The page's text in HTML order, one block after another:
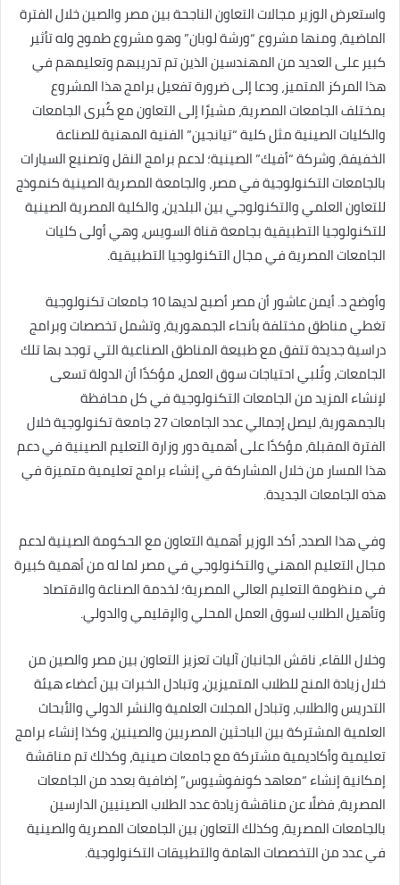
واستعرض الوزير مجالات التعاون الناجحة بين مصر والصين خلال الفترة
الماضية، ومنها مشروع “ورشة لوبان” وهو مشروع طموح وله تأثير
كبير على العديد من المهندسين الذين تم تدريبهم وتعليمهم في
هذا المركز المتميز، ودعا إلى ضرورة تفعيل برامج هذا المشروع
بمختلف الجامعات المصرية، مشيرًا إلى التعاون مع كُبرى الجامعات
والكليات الصينية مثل كلية “تيانجين” الفنية المهنية للصناعة
الخفيفة، وشركة “أفيك” الصينية؛ لدعم برامج النقل وتصنيع السيارات
بالجامعات التكنولوجية في مصر، والجامعة المصرية الصينية كنموذج
للتعاون العلمي والتكنولوجي بين البلدين، والكلية المصرية الصينية
للتكنولوجيا التطبيقية بجامعة قناة السويس، وهي أولى كليات
الجامعات المصرية في مجال التكنولوجيا التطبيقية.
وأوضح د. أيمن عاشور أن مصر أصبح لديها 10 جامعات تكنولوجية
تغطي مناطق مختلفة بأنحاء الجمهورية، وتشمل تخصصات وبرامج
دراسية جديدة تتفق مع طبيعة المناطق الصناعية التي توجد بها تلك
الجامعات، وتُلبي احتياجات سوق العمل، مؤكدًا أن الدولة تسعى
لإنشاء المزيد من الجامعات التكنولوجية في كل محافظة
بالجمهورية، ليصل إجمالي عدد الجامعات 27 جامعة تكنولوجية خلال
الفترة المقبلة، مؤكدًا على أهمية دور وزارة التعليم الصينية في دعم
هذا المسار من خلال المشاركة في إنشاء برامج تعليمية متميزة في
هذه الجامعات الجديدة.
وفي هذا الصدد، أكد الوزير أهمية التعاون مع الحكومة الصينية لدعم
مجال التعليم المهني والتكنولوجي في مصر لما له من أهمية كبيرة
في منظومة التعليم العالي المصرية؛ لخدمة الصناعة والاقتصاد
وتأهيل الطلاب لسوق العمل المحلي والإقليمي والدولي.
وخلال اللقاء، ناقش الجانبان آليات تعزيز التعاون بين مصر والصين من
خلال زيادة المنح للطلاب المتميزين، وتبادل الخبرات بين أعضاء هيئة
التدريس والطلاب، وتبادل المجلات العلمية والنشر الدولي والأبحاث
العلمية المشتركة بين الباحثين المصريين والصينين، وكذا إنشاء برامج
تعليمية وأكاديمية مشتركة مع جامعات صينية، وكذلك تم مناقشة
إمكانية إنشاء “معاهد كونفوشيوس” إضافية بعدد من الجامعات
المصرية، فضلًا عن مناقشة زيادة عدد الطلاب الصينيين الدارسين
بالجامعات المصرية، وكذلك التعاون بين الجامعات المصرية والصينية
في عدد من التخصصات الهامة والتطبيقات التكنولوجية.